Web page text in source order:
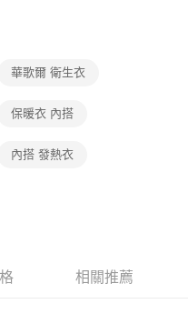
費
運費
華歌爾 衛生衣
保暖衣 內搭
內搭 發熱衣
相關推薦